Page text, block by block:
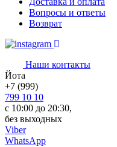
Вопросы и ответы
Возврат
Наши контакты
Йота
+7 (999)
799 10 10
с 10:00 до 20:30,
без выходных
Viber
WhatsApp